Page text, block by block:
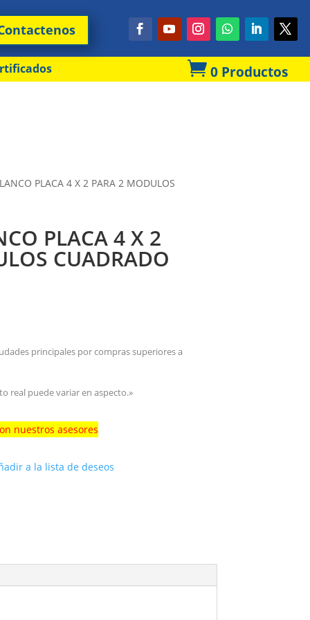
 0 Productos
PLACA 4 X 2 PARA 2 MODULOS
PLACA 4 X 2
CUADRADO
principales por compras superiores a
real puede variar en aspecto.»
nuestros asesores
a la lista de deseos